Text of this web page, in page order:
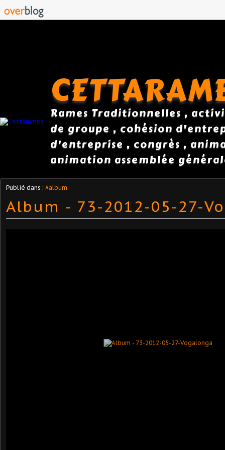
Rames Traditionnelles ,
de groupe , cohésion
d'entreprise , congrès ,
animation assemblée
Publié dans : #album
Album - 73-2012-05-27-